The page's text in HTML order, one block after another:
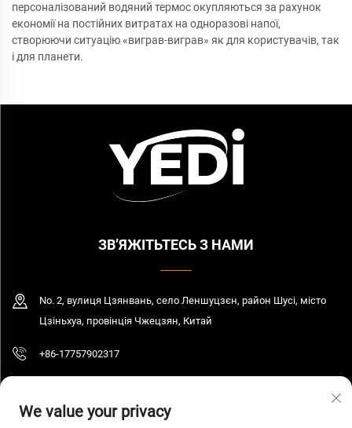
персоналізований водяний термос окупляються за рахунок
економії на постійних витратах на одноразові напої,
створюючи ситуацію «виграв-виграв» як для користувачів, так
і для планети.
ЗВ’ЯЖІТЬТЕСЬ З НАМИ
No. 2, вулиця Цзянвань, село Леншуцзєн, район Шусі, місто
Цзіньхуа, провінція Чжецзян, Китай
+86-17757902317
We value your privacy